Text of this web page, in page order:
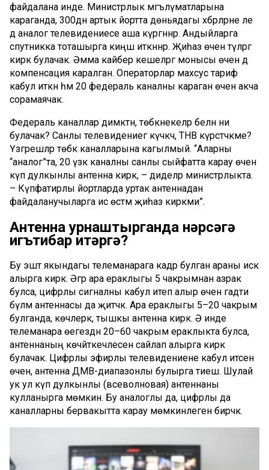
файдалана инде. Министрлык мәгълүматларына
караганда, 300дән артык йортта дөньядагы хәбәрләрне әле
дә аналог телевидениесе аша күргәннәр. Андыйларга
спутникка тоташырга киңәш иткәннәр. Җиһаз өчен түләргә
кирәк булачак. Әмма кайбер кешеләргә монысы өчен дә
компенсация каралган. Операторлар махсус тариф
кабул иткән һәм 20 федераль каналны караган өчен акча
сорамаячак.
Федераль каналлар димәктән, төбәкнекеләр белән ни
булачак? Санлы телевидениегә күчкәч, ТНВ күрсәтәчәкме?
Үзгәрешләр төбәк каналларына кагылмый. “Аларны
“аналог”та, 20 үзәк каналны санлы сыйфатта карау өчен
күп дулкынлы антенна кирәк, – диделәр министрлыкта.
– Күпфатирлы йортларда уртак антеннадан
файдаланучыларга исә өстәмә җиһаз кирәкми”.
Антенна урнаштырганда нәрсәгә
игътибар итәргә?
Бу эштә якындагы телеманарага кадәр булган араны искә
алырга кирәк. Әгәр ара ераклыгы 5 чакрымнан азрак
булса, цифрлы сигналны кабул итеп алыр өчен гадәти
бүлмә антеннасы да җитәчәк. Ара ераклыгы 5–20 чакрым
булганда, көчлерәк, тышкы антенна кирәк. Ә инде
телеманара өегездән 20–60 чакрым ераклыкта булса,
антеннаның көчәйткечлесен сайлап алырга кирәк
булачак. Цифрлы эфирлы телевидениене кабул итсен
өчен, антенна ДМВ-диапазонлы булырга тиеш. Шулай
ук ул күп дулкынлы (всеволновая) антеннаны
кулланырга мөмкин. Бу аналоглы да, цифрлы да
каналларны бервакытта карау мөмкинлеген бирәчәк.